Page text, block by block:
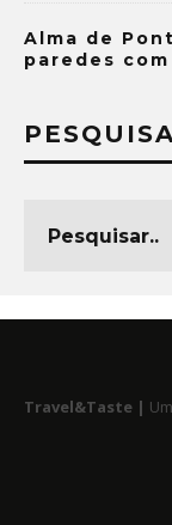
Alma de
paredes
Travel&Taste |